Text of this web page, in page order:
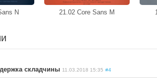
N 21.02 Core Sans M
складчины 11.03.2018 15:35 #4